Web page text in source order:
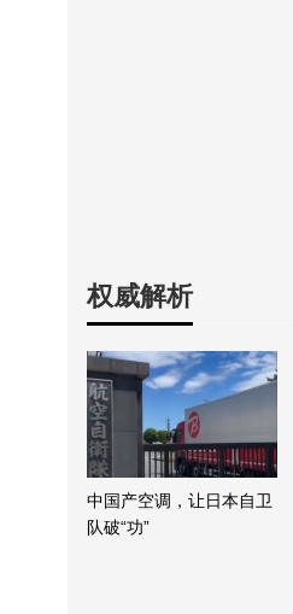
权威解析
中国产空调，让日本自卫
队破“功”